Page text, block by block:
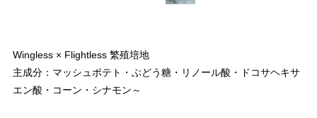
Wingless × Flightless 繁殖培地
主成分：マッシュポテト・ぶどう糖・リノール酸・ドコサヘキサ
エン酸・コーン・シナモン～